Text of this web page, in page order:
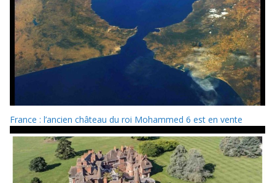
France : l’ancien château du roi Mohammed 6 est en vente